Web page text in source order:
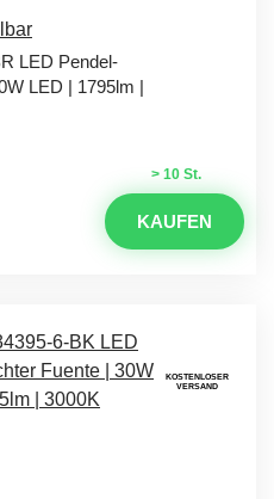
LED Pendel-
LED | 1795lm |
> 10 St.
KAUFEN
KOSTENLOSER
VERSAND